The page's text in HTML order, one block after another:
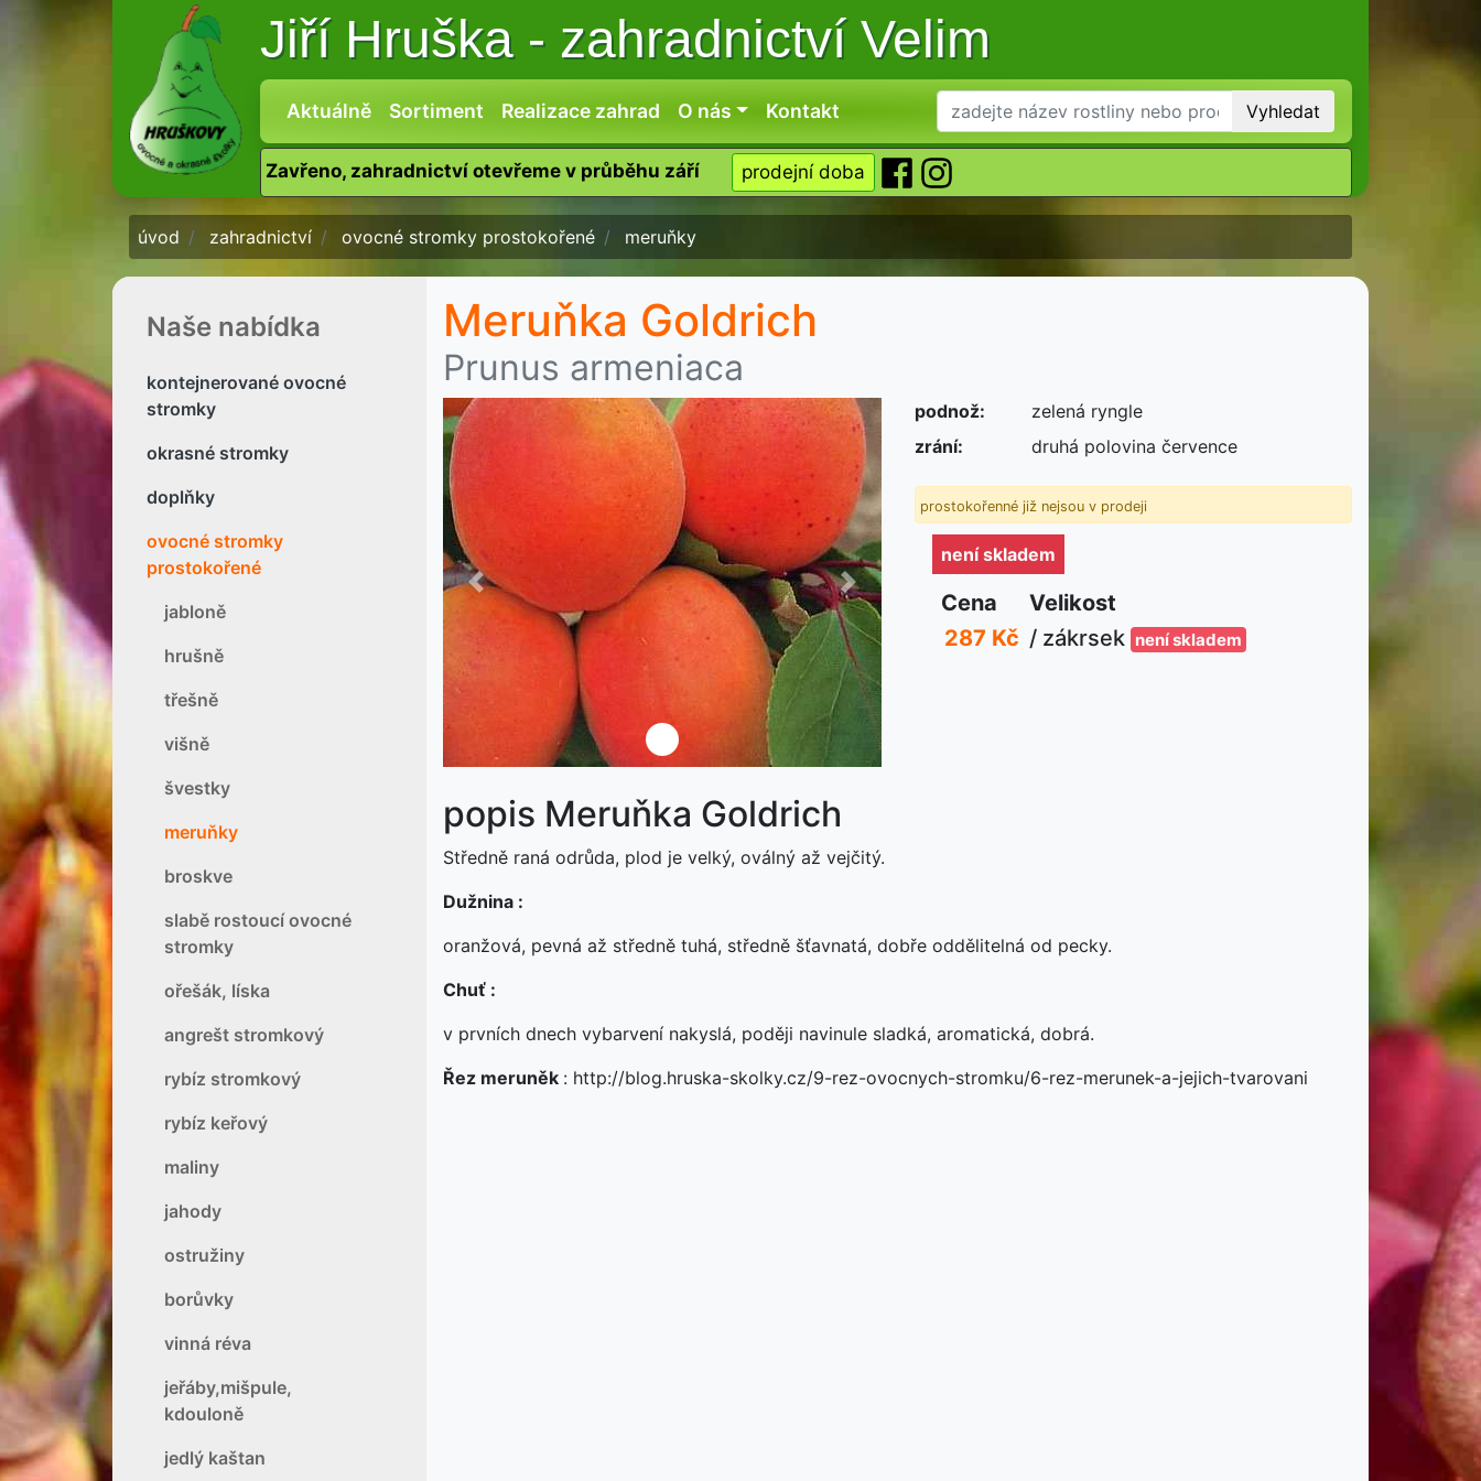
Jiří Hruška -zahradnictví Velim
Aktuálně Sortiment Realizace zahrad O nás Kontakt Vyhledat
Zavřeno, zahradnictví otevřeme v průběhu září prodejní doba
úvod zahradnictví ovocné stromky prostokořené meruňky
Naše nabídka
kontejnerované ovocné
stromky
okrasné stromky
doplňky
ovocné stromky
prostokořené
jabloně
hrušně
třešně
višně
švestky
meruňky
broskve
slabě rostoucí ovocné
stromky
ořešák, líska
angrešt stromkový
rybíz stromkový
rybíz keřový
maliny
jahody
ostružiny
borůvky
vinná réva
jeřáby,mišpule,
kdouloně
jedlý kaštan
Meruňka Goldrich
Prunus armeniaca
Předchozí Další
podnož:
zelená ryngle
zrání:
druhá polovina července
prostokořenné již nejsou v prodeji
není skladem
Cena
Velikost
287 Kč / zákrsek není skladem
popis Meruňka Goldrich
Středně raná odrůda, plod je velký, oválný až vejčitý.
Dužnina :
oranžová, pevná až středně tuhá, středně šťavnatá, dobře oddělitelná od pecky.
Chuť :
v prvních dnech vybarvení nakyslá, poději navinule sladká, aromatická, dobrá.
Řez meruněk : http://blog.hruska-skolky.cz/9-rez-ovocnych-stromku/6-rez-merunek-a-jejich-tvarovani